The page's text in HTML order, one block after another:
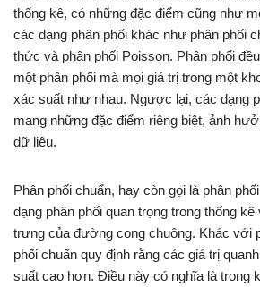
thống kê, có những đặc điểm cũng như
các dạng phân phối khác như phân phối
thức và phân phối Poisson. Phân phối
một phân phối mà mọi giá trị trong một
xác suất như nhau. Ngược lại, các dạng
mang những đặc điểm riêng biệt, ảnh
dữ liệu.
Phân phối chuẩn, hay còn gọi là phân
dạng phân phối quan trọng trong thống
trưng của đường cong chuông. Khác với
phối chuẩn quy định rằng các giá trị
suất cao hơn. Điều này có nghĩa là trong